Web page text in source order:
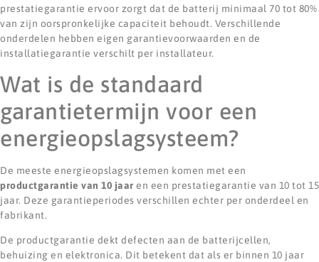
prestatiegarantie ervoor zorgt dat de batterij minimaal 70 tot 80%
van zijn oorspronkelijke capaciteit behoudt. Verschillende
onderdelen hebben eigen garantievoorwaarden en de
installatiegarantie verschilt per installateur.
Wat is de standaard
garantietermijn voor een
energieopslagsysteem?
De meeste energieopslagsystemen komen met een
productgarantie van 10 jaar en een prestatiegarantie van 10 tot 15
jaar. Deze garantieperiodes verschillen echter per onderdeel en
fabrikant.
De productgarantie dekt defecten aan de batterijcellen,
behuizing en elektronica. Dit betekent dat als er binnen 10 jaar